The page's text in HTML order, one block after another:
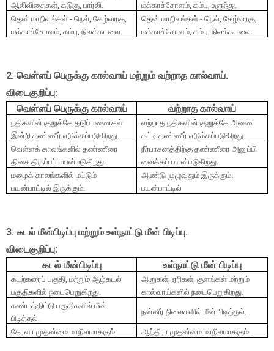
ஆலிவிதைகள்,கடுகு,பார்லி.
மக்காச்சோளம்,கம்பு,உளுந்து.
தென் மாநிலங்கள் - நெல்,கேழ்வரகு,
மக்காச்சோளம்,கம்பு,நிலக்கடலை.
தென் மாநிலங்கள் - நெல்,கேழ்வரகு,
மக்காச்சோளம்,கம்பு,நிலக்கடலை.
2. வெள்ளப் பெருக்கு கால்வாய் மற்றும் வற்றாத கால்வாய்.
விடைகுறிப்பு:
வெள்ளப் பெருக்கு கால்வாய்
வற்றாத கால்வாய்
நதிகளின் குறுக்கே தடுப்பணைகள்
இன்றி தண்ணீர் எடுக்கப்படுகிறது.
வற்றாத நதிகளின் குறுக்கே அணை
கட்டி தண்ணீர் எடுக்கப்படுகிறது.
வெள்ளக் காலங்களில் தண்ணீரை
திசை திருப்பப் பயன்படுகிறது.
நீர்பாசனத்திற்கு தண்ணீரை அனுப்பி
வைக்கப் பயன்படுகிறது.
மழைக் காலங்களில் மட்டும்
பயன்பாட்டில் இருக்கும்.
ஆண்டு முழுவதும் இருக்கும்.
பயன்பாட்டில்
3. கடல் மீன்பிடிப்பு மற்றும் உள்நாட்டு மீன் பிடிப்பு.
விடைகுறிப்பு:
கடல் மீன்பிடிப்பு
உள்நாட்டு மீன் பிடிப்பு
கடற்கரைப் பகுதி,மற்றும் ஆழ்கடல்
பகுதிகளில் நடைபெறுகிறது.
ஆறுகள்,ஏரிகள்,குளங்கள் மற்றும்
கால்வாய்களில் நடைபெறுகிறது.
கண்டத்திட்டு பகுதிகளில் மீன்
பிடித்தல்.
நன்னீர் நிலைகளில் மீன் பிடித்தல்.
கேரளா முதன்மை மாநிலமாககும். ஆந்திரா முதன்மை மாநிலமாககும்.